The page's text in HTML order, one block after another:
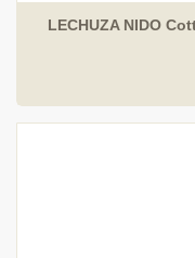
LECHUZA NIDO